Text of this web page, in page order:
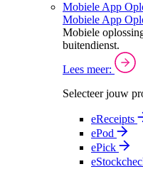
Mobiele App
Mobiele App
Mobiele
buitendienst.
Lees meer:
Selecteer jouw
eReceipts
ePod
ePick